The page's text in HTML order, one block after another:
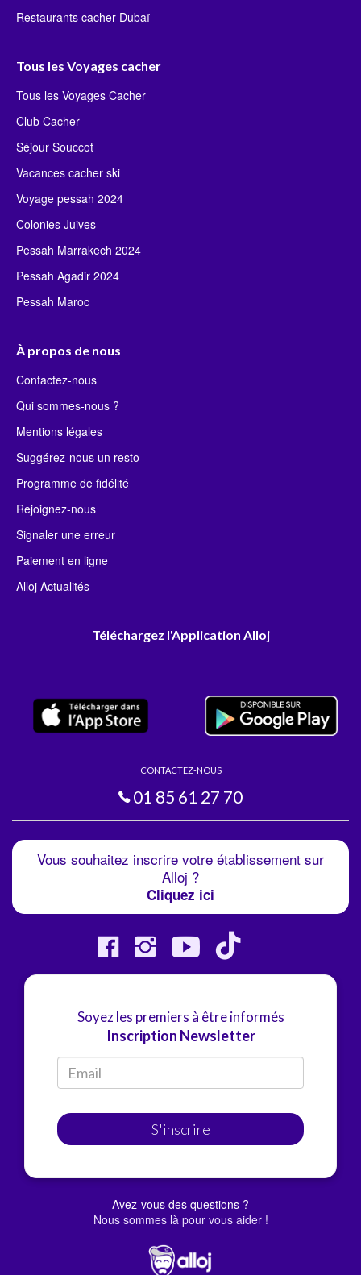
Restaurants cacher Dubaï
Tous les Voyages cacher
Tous les Voyages Cacher
Club Cacher
Séjour Souccot
Vacances cacher ski
Voyage pessah 2024
Colonies Juives
Pessah Marrakech 2024
Pessah Agadir 2024
Pessah Maroc
À propos de nous
Contactez-nous
Qui sommes-nous ?
Mentions légales
Suggérez-nous un resto
Programme de fidélité
Rejoignez-nous
Signaler une erreur
Paiement en ligne
Alloj Actualités
Téléchargez l'Application Alloj
CONTACTEZ-NOUS
01 85 61 27 70
Vous souhaitez inscrire votre établissement sur
Alloj ?
Cliquez ici
Soyez les premiers à être informés
Inscription Newsletter
S'inscrire
Avez-vous des questions ?
Nous sommes là pour vous aider !